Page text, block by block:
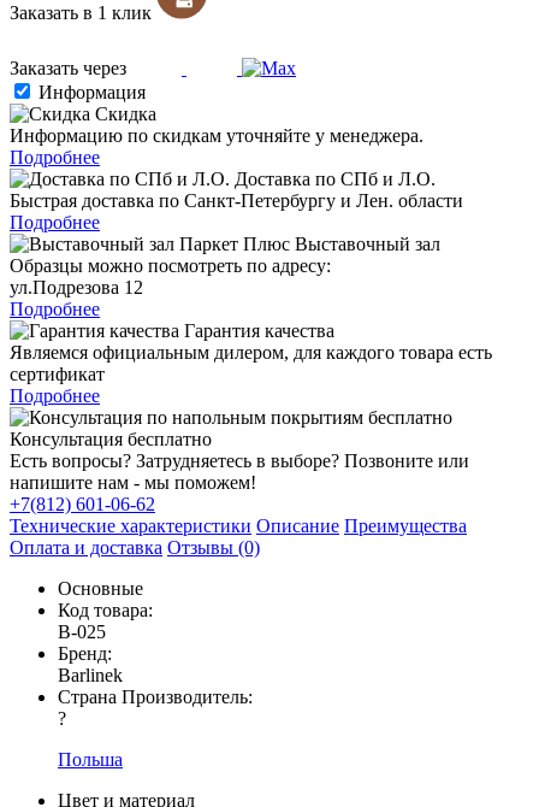
Заказать в 1 клик
Заказать через
Информация
Скидка
Информацию по скидкам уточняйте у менеджера.
Подробнее
Доставка по СПб и Л.О.
Быстрая доставка по Санкт-Петербургу и Лен. области
Подробнее
Выставочный зал
Образцы можно посмотреть по адресу:
ул.Подрезова 12
Подробнее
Гарантия качества
Являемся официальным дилером, для каждого товара есть
сертификат
Подробнее
Консультация бесплатно
Есть вопросы? Затрудняетесь в выборе? Позвоните или
напишите нам - мы поможем!
+7(812) 601-06-62
Технические характеристики Описание Преимущества
Оплата и доставка Отзывы (0)
Основные
Код товара:
В-025
Бренд:
Barlinek
Страна Производитель:
?
Польша
Цвет и материал